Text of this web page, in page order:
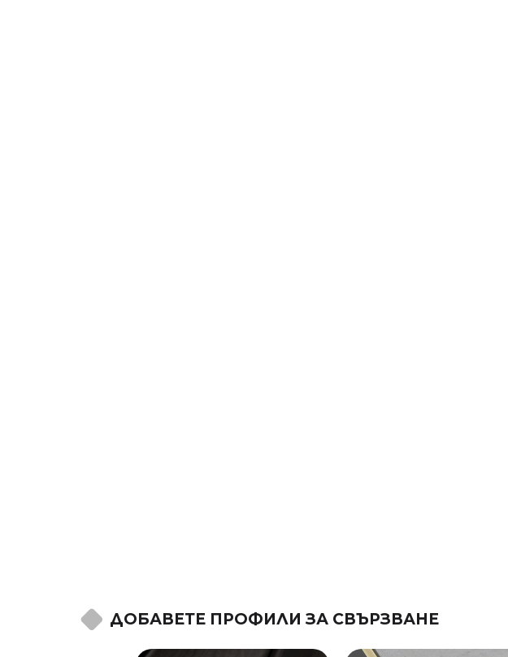
ДОБАВЕТЕ ПРОФИЛИ ЗА СВЪРЗВАНЕ